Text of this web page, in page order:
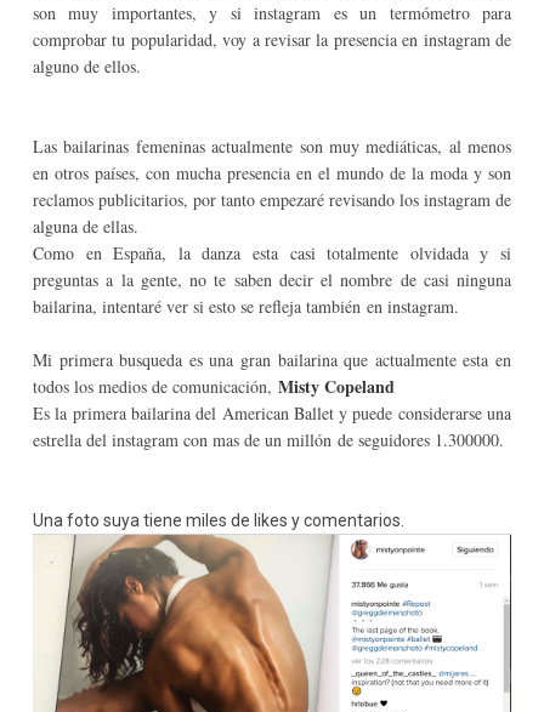
son muy importantes, y si instagram es un termómetro para
comprobar tu popularidad, voy a revisar la presencia en instagram de
alguno de ellos.
Las bailarinas femeninas actualmente son muy mediáticas, al menos
en otros países, con mucha presencia en el mundo de la moda y son
reclamos publicitarios, por tanto empezaré revisando los instagram de
alguna de ellas.
Como en España, la danza esta casi totalmente olvidada y si
preguntas a la gente, no te saben decir el nombre de casi ninguna
bailarina, intentaré ver si esto se refleja también en instagram.
Mi primera busqueda es una gran bailarina que actualmente esta en
todos los medios de comunicación, Misty Copeland
Es la primera bailarina del American Ballet y puede considerarse una
estrella del instagram con mas de un millón de seguidores 1.300000.
Una foto suya tiene miles de likes y comentarios.